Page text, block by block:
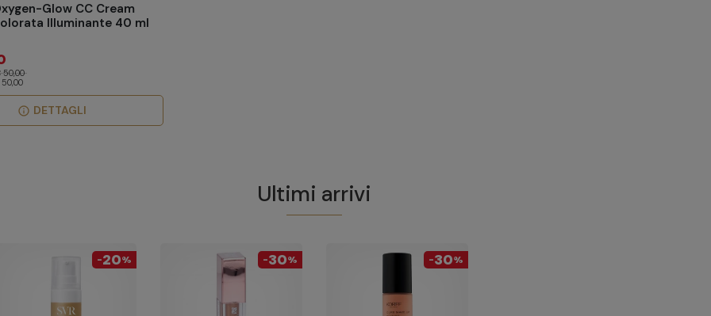
Glow CC Cream
Illuminante 40 ml
info DETTAGLI
Ultimi arrivi
-20% -30% -30%